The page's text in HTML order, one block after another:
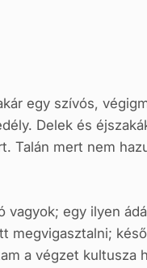
egy szívós,
Delek és
Talán mert nem
egy ilyen
a végzet kultusza